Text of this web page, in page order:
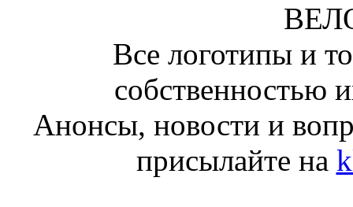
Все логотипы и
собственностью
Анонсы, новости и
присылайте на